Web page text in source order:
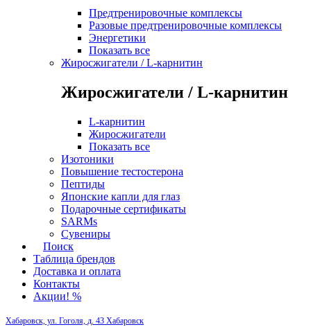
Предтренировочные комплексы
Разовые предтренировочные комплексы
Энергетики
Показать все
Жиросжигатели / L-карнитин
Жиросжигатели / L-карнитин
L-карнитин
Жиросжигатели
Показать все
Изотоники
Повышение тестостерона
Пептиды
Японские капли для глаз
Подарочные сертификаты
SARMs
Сувениры
Поиск
Таблица брендов
Доставка и оплата
Контакты
Акции! %
Хабаровск, ул. Гоголя, д. 43 Хабаровск